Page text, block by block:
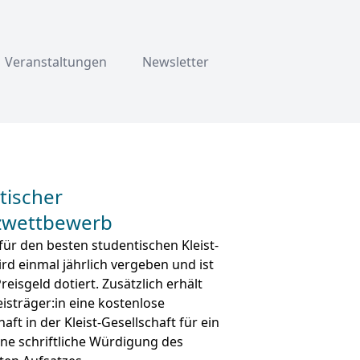
Veranstaltungen Newsletter
den besten studentischen Kleist-
einmal jährlich vergeben und ist
dotiert. Zusätzlich erhält
eine kostenlose
in der Kleist-Gesellschaft für ein
schriftliche Würdigung des